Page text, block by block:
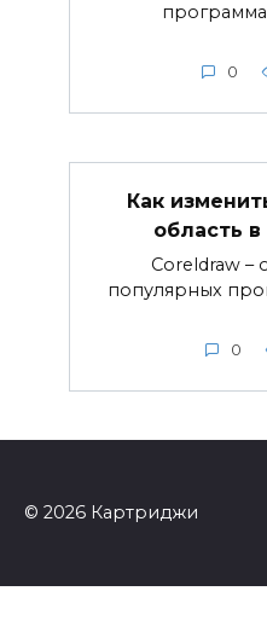
0
Как
область в
Coreldraw –
популярных
0
© 2026 Картриджи